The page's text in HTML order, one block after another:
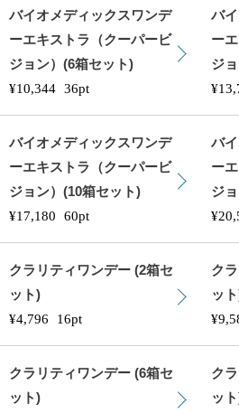
バイオメディックスワンデ
ーエキストラ（クーパービ
ジョン）(6箱セット)
¥10,344 36pt
バ
ー
ジ
バイオメディックスワンデ
ーエキストラ（クーパービ
ジョン）(10箱セット)
¥17,180 60pt
バ
ー
ジ
クラリティワンデー (2箱セ
ット)
¥4,796
16pt
ク
ッ
クラリティワンデー (6箱セ
ット)
ク
ッ